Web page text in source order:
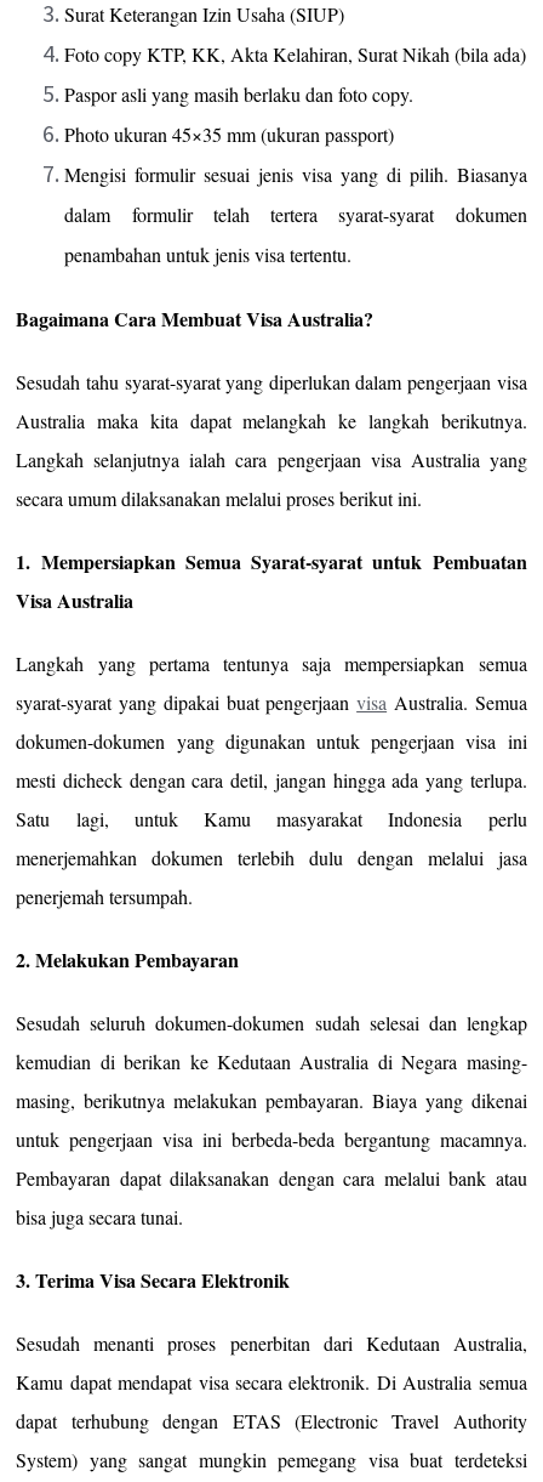
Surat Keterangan Izin Usaha (SIUP)
Foto copy KTP, KK, Akta Kelahiran, Surat Nikah (bila ada)
Paspor asli yang masih berlaku dan foto copy.
Photo ukuran 45×35 mm (ukuran passport)
Mengisi formulir sesuai jenis visa yang di pilih. Biasanya
dalam formulir telah tertera syarat-syarat dokumen
penambahan untuk jenis visa tertentu.
Bagaimana Cara Membuat Visa Australia?
Sesudah tahu syarat-syarat yang diperlukan dalam pengerjaan visa
Australia maka kita dapat melangkah ke langkah berikutnya.
Langkah selanjutnya ialah cara pengerjaan visa Australia yang
secara umum dilaksanakan melalui proses berikut ini.
1. Mempersiapkan Semua Syarat-syarat untuk Pembuatan
Visa Australia
Langkah yang pertama tentunya saja mempersiapkan semua
syarat-syarat yang dipakai buat pengerjaanvisa Australia. Semua
dokumen-dokumen yang digunakan untuk pengerjaan visa ini
mesti dicheck dengan cara detil, jangan hingga ada yang terlupa.
Satu lagi, untuk Kamu masyarakat Indonesia perlu
menerjemahkan dokumen terlebih dulu dengan melalui jasa
penerjemah tersumpah.
2. Melakukan Pembayaran
Sesudah seluruh dokumen-dokumen sudah selesai dan lengkap
kemudian di berikan ke Kedutaan Australia di Negara masing-
masing, berikutnya melakukan pembayaran. Biaya yang dikenai
untuk pengerjaan visa ini berbeda-beda bergantung macamnya.
Pembayaran dapat dilaksanakan dengan cara melalui bank atau
bisa juga secara tunai.
3. Terima Visa Secara Elektronik
Sesudah menanti proses penerbitan dari Kedutaan Australia,
Kamu dapat mendapat visa secara elektronik. Di Australia semua
dapat terhubung dengan ETAS (Electronic Travel Authority
System) yang sangat mungkin pemegang visa buat terdeteksi